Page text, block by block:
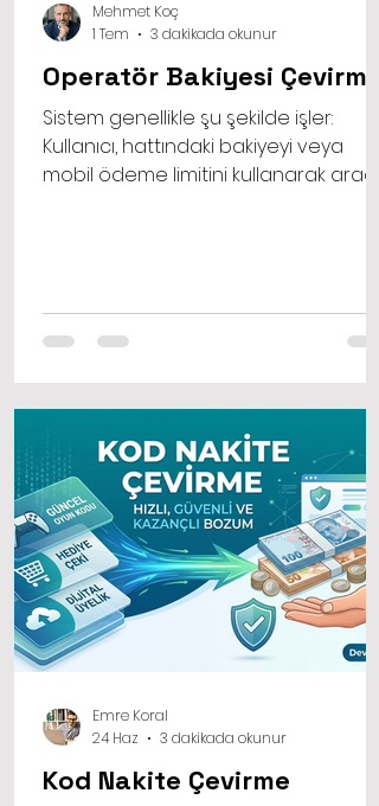
Operatör Bakiyesi Çevirme
Sistem genellikle şu şekilde işler:
Kullanıcı, hattındaki bakiyeyi veya
mobil ödeme limitini kullanarak aracı
tutarı kullanıcının banka hesabına
aktarır. Böylece acil nakite sıkışan ya
kullanıcılar için hızlı bir çözüm üretilmiş
Mehmet Koç
1 Tem
3 dakikada okunur
Kod Nakite Çevirme
Emre Koral
24 Haz
3 dakikada okunur